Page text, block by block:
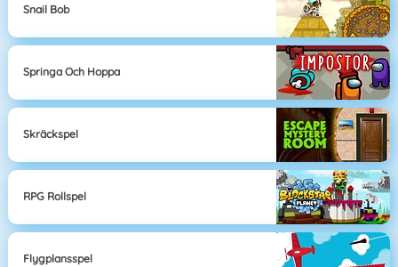
Snail Bob
Springa Och Hoppa
Skräckspel
RPG Rollspel
Flygplansspel